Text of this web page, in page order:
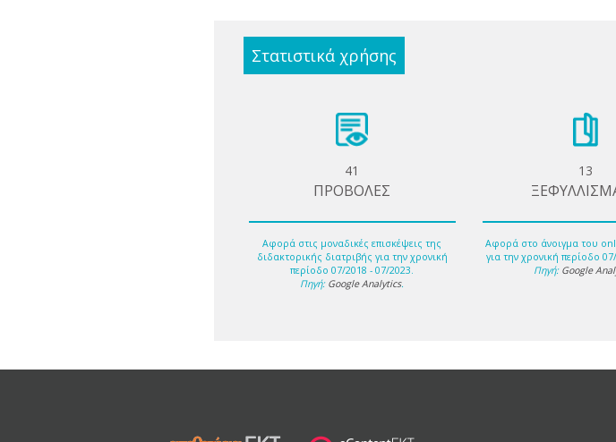
Στατιστικά χρήσης
41
ΠΡΟΒΟΛΕΣ
Αφορά στις μοναδικές επισκέψεις της
διδακτορικής διατριβής για την χρονική
περίοδο 07/2018 - 07/2023.
Πηγή: Google Analytics.
13
Αφορά στο άνοιγμα του
για την χρονική περίοδο
Πηγή: Google